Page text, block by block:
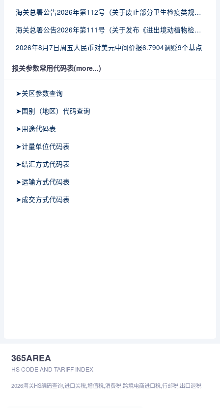
海关总署公告2026年第112号（关于废止部分卫生检疫类规范性文件的公告）
海关总署公告2026年第111号（关于发布《进出境动植物检疫处理监督管理工作规定》《进出境卫生处理监督管理工作规定》的公告）
2026年8月7日周五人民币对美元中间价报6.7904调贬9个基点
报关参数常用代码表(more...)
➤关区参数查询
➤国别（地区）代码查询
➤用途代码表
➤计量单位代码表
➤结汇方式代码表
➤运输方式代码表
➤成交方式代码表
365AREA
HS CODE AND TARIFF INDEX
2026海关HS编码查询,进口关税,增值税,消费税,跨境电商进口税,行邮税,出口退税